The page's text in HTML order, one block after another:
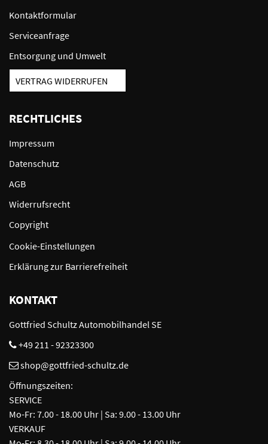
Kontaktformular
Serviceanfrage
Entsorgung und Umwelt
VERTRAG WIDERRUFEN
RECHTLICHES
Impressum
Datenschutz
AGB
Widerrufsrecht
Copyright
Cookie-Einstellungen
Erklärung zur Barrierefreiheit
KONTAKT
Gottfried Schultz Automobilhandel SE
+49 211 - 92323300
shop@gottfried-schultz.de
Öffnungszeiten:
SERVICE
Mo-Fr: 7.00 - 18.00 Uhr | Sa: 9.00 - 13.00 Uhr
VERKAUF